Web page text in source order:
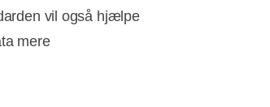
vil også hjælpe
mere